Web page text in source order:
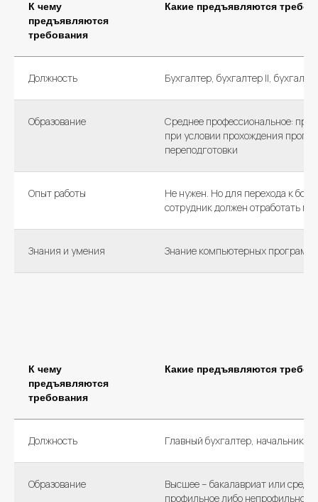
К чему
предъявляются
требования
Какие предъявляются
Должность Бухгалтер, бухгалтер II,
Образование
Среднее профессиональное:
при условии прохождения
переподготовки
Опыт работы
Не нужен. Но для перехода к
сотрудник должен отработать
Знания и умения Знание компьютерных программ
К чему
предъявляются
требования
Какие предъявляются
Должность Главный бухгалтер, начальник
Образование
Высшее – бакалавриат или
профильное либо непрофильное